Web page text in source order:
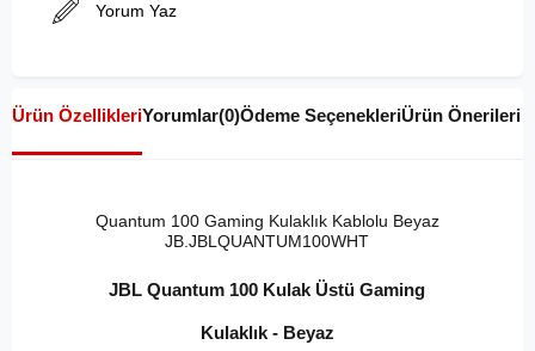
Yorum Yaz
Ürün ÖzellikleriYorumlar(0)Ödeme SeçenekleriÜrün Önerileri
Quantum 100 Gaming Kulaklık Kablolu Beyaz
JB.JBLQUANTUM100WHT
JBL Quantum 100 Kulak Üstü Gaming
Kulaklık - Beyaz